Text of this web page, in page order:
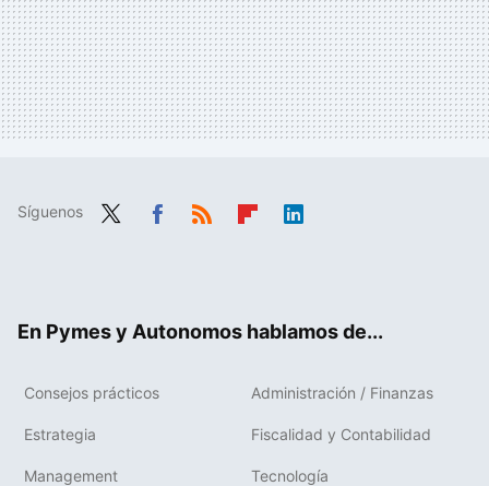
Síguenos
En Pymes y Autonomos hablamos de...
Consejos prácticos Administración / Finanzas
Estrategia Fiscalidad y Contabilidad
Management Tecnología